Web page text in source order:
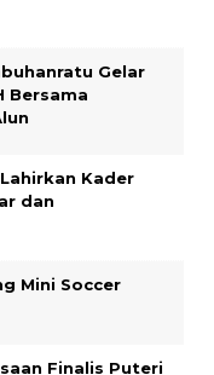
Gelar
Bersama
Kader
dan
Mini Soccer
Finalis Puteri